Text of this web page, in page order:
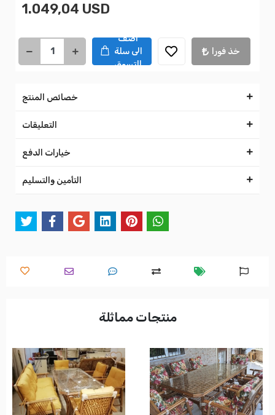
1.049,04 USD
اضف
الى سلة
التسوق
خذ فورا
خصائص المنتج
التعليقات
خيارات الدفع
التأمين والتسليم
منتجات مماثلة